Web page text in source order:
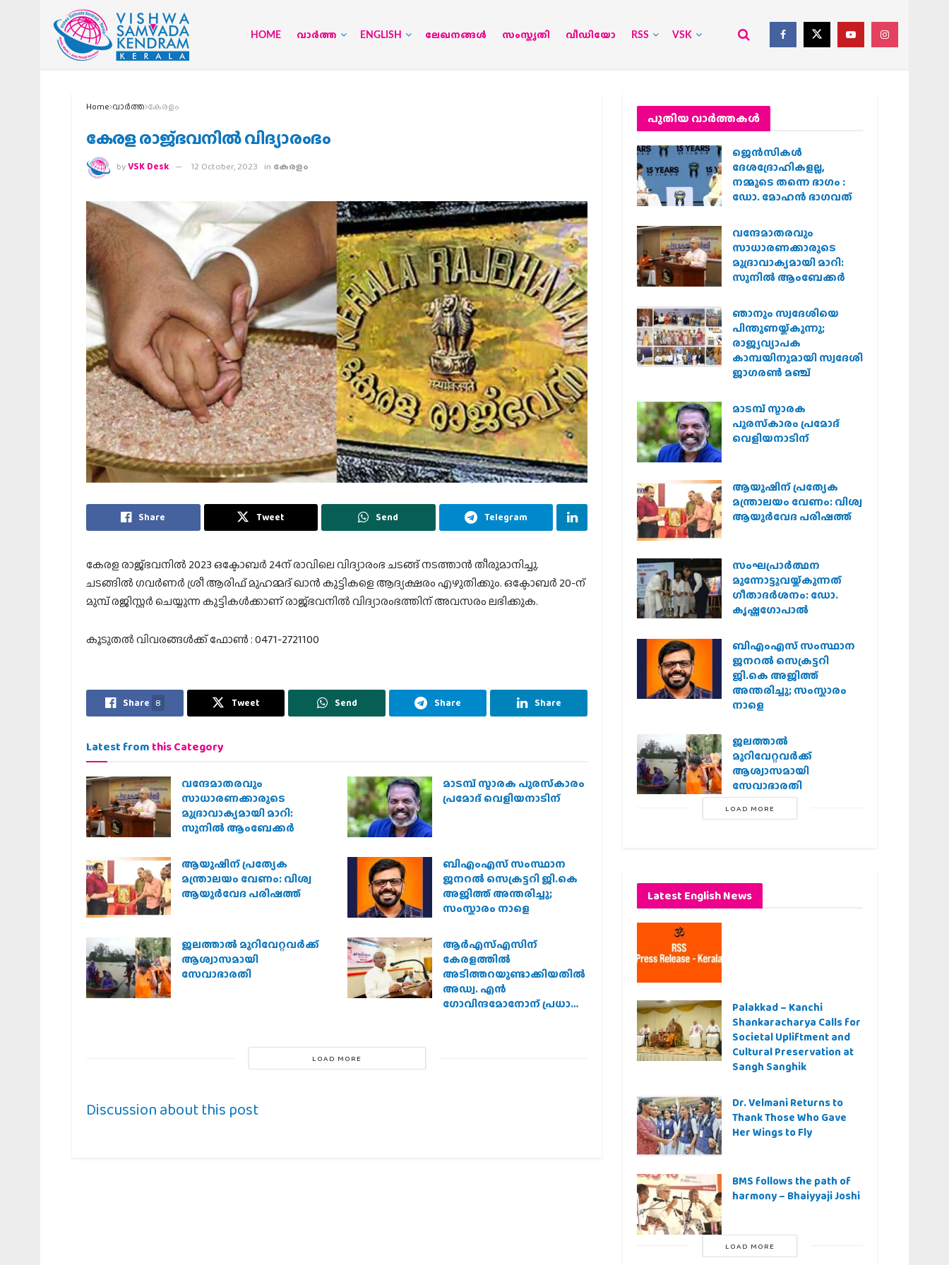
HOME വാര്‍ത്ത ENGLISH ലേഖനങ്ങള്‍ സംസ്കൃതി വീഡിയോ RSS VSK
Home വാര്‍ത്ത കേരളം
കേരള രാജ്ഭവനില്‍ വിദ്യാരംഭം
byVSK Desk 12 October, 2023 in കേരളം
Share Tweet Send Telegram
കേരള രാജ്ഭവനില്‍ 2023 ഒക്ടോബര്‍ 24ന് രാവിലെ വിദ്യാരംഭ ചടങ്ങ് നടത്താന്‍ തീരുമാനിച്ചു.
ചടങ്ങില്‍ ഗവര്‍ണര്‍ ശ്രീ ആരിഫ് മുഹമ്മദ് ഖാന്‍ കുട്ടികളെ ആദ്യക്ഷരം എഴുതിക്കും. ഒക്ടോബര്‍ 20-ന്
മുമ്പ് രജിസ്റ്റര്‍ ചെയ്യുന്ന കുട്ടികള്‍ക്കാണ് രാജ്ഭവനില്‍ വിദ്യാരംഭത്തിന് അവസരം ലഭിക്കുക.
കൂടുതല്‍ വിവരങ്ങള്‍ക്ക് ഫോണ്‍ : 0471-2721100
Share 8 Tweet Send Share Share
Latest from this Category
വന്ദേമാതരവും
സാധാരണക്കാരുടെ
മുദ്രാവാക്യമായി മാറി:
സുനിൽ ആംബേക്കർ
മാടമ്പ് സ്മാരക പുരസ്‌കാരം
പ്രമോദ് വെളിയനാടിന്
ആയുഷിന് പ്രത്യേക
മന്ത്രാലയം വേണം: വിശ്വ
ആയുര്‍വേദ പരിഷത്ത്
ബിഎംഎസ് സംസ്ഥാന
ജനറൽ സെക്രട്ടറി ജി.കെ
അജിത്ത് അന്തരിച്ചു;
സംസ്കാരം നാളെ
ജലത്താല്‍ മുറിവേറ്റവര്‍ക്ക്
ആശ്വാസമായി
സേവാഭാരതി
ആര്‍എസ്എസിന്
കേരളത്തില്‍
അടിത്തറയുണ്ടാക്കിയതില്‍
അഡ്വ. എന്‍
ഗോവിന്ദമോനോന് പ്രധാന
LOAD MORE
Discussion about this post
പുതിയ വാര്‍ത്തകള്‍
ജെന്‍സികള്‍
ദേശദ്രോഹികളല്ല,
നമ്മുടെ തന്നെ ഭാഗം :
ഡോ. മോഹന്‍ ഭാഗവത്
വന്ദേമാതരവും
സാധാരണക്കാരുടെ
മുദ്രാവാക്യമായി മാറി:
സുനിൽ ആംബേക്കർ
ഞാനും സ്വദേശിയെ
പിന്തുണയ്ക്കുന്നു;
രാജ്യവ്യാപക
കാമ്പയിനുമായി സ്വദേശി
ജാഗരണ്‍ മഞ്ച്
മാടമ്പ് സ്മാരക
പുരസ്‌കാരം പ്രമോദ്
വെളിയനാടിന്
ആയുഷിന് പ്രത്യേക
മന്ത്രാലയം വേണം: വിശ്വ
ആയുര്‍വേദ പരിഷത്ത്
സംഘപ്രാര്‍ത്ഥന
മുന്നോട്ടുവയ്ക്കുന്നത്
ഗീതാദര്‍ശനം: ഡോ.
കൃഷ്ണഗോപാല്‍
ബിഎംഎസ് സംസ്ഥാന
ജനറൽ സെക്രട്ടറി
ജി.കെ അജിത്ത്
അന്തരിച്ചു; സംസ്കാരം
നാളെ
ജലത്താല്‍
മുറിവേറ്റവര്‍ക്ക്
ആശ്വാസമായി
സേവാഭാരതി
LOAD MORE
Latest English News
Palakkad – Kanchi
Shankaracharya Calls for
Societal Upliftment and
Cultural Preservation at
Sangh Sanghik
Dr. Velmani Returns to
Thank Those Who Gave
Her Wings to Fly
BMS follows the path of
harmony – Bhaiyyaji Joshi
LOAD MORE